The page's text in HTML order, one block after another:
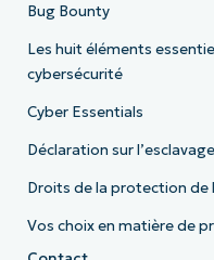
Bug Bounty
Les huit éléments
cybersécurité
Cyber Essentials
Déclaration sur
Droits de la protection de
Vos choix en matière de